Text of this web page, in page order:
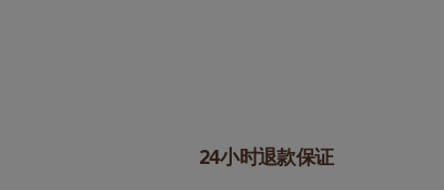
24小时退款保证